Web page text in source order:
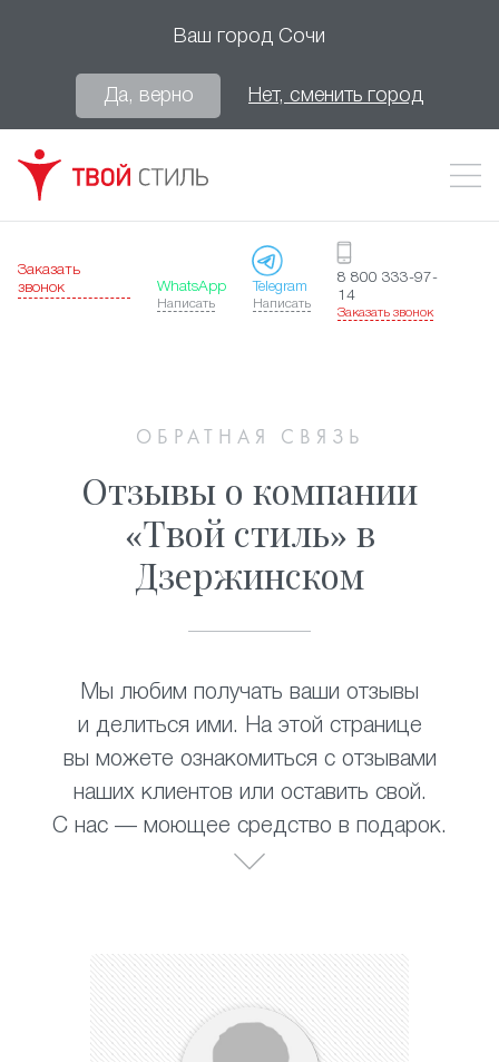
Ваш город Сочи
Да, верно Нет, сменить город
Заказать
звонок
WhatsApp
Написать
Telegram
Написать
8 800 333-97-
14
Заказать звонок
ОБРАТНАЯ СВЯЗЬ
Отзывы о компании
«Твой стиль» в
Дзержинском
Мы любим получать ваши отзывы
и делиться ими. На этой странице
вы можете ознакомиться с отзывами
наших клиентов или оставить свой.
С нас — моющее средство в подарок.